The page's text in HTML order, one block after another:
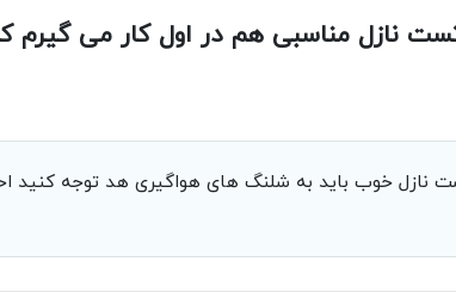
بی کیفیت در دستگاه پرس حرارتی
در دکوراسیون و لوازم خانگی
نازل خوب باید به شلنگ های هواگیری هد توجه کنید